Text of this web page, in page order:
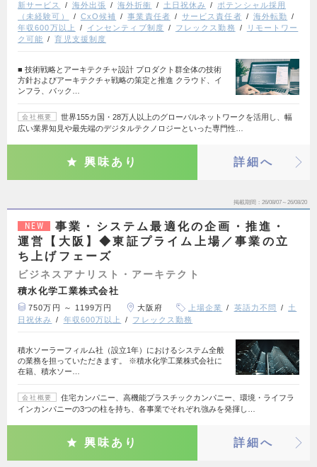
新サービス
海外出張 海外折衝 土日祝休み
ポテンシャル採用
（未経験可）
CxO候補 事業責任者 サービス責任者
海外転勤
年収600万以上
インセンティブ制度 フレックス勤務
リモートワー
ク可能
育児支援制度
■ 技術戦略とアーキテクチャ設計 プロダクト群全体の技術
方針およびアーキテクチャ戦略の策定と推進 クラウド、イ
ンフラ、バック…
会社概要
世界155カ国・28万人以上のグローバルネットワークを活用し、幅
広い業界知見や最先端のデジタルテクノロジーといった専門性…
興味あり 詳細へ
掲載期間 26/08/07～26/08/20
NEW
事業・システム最適化の企画・推進・
運営【大阪】◆東証プライム上場／事業の立
ち上げフェーズ
ビジネスアナリスト・アーキテクト
積水化学工業株式会社
750万円 ～ 1199万円 大阪府 上場企業 英語力不問
土
日祝休み
年収600万以上 フレックス勤務
積水ソーラーフィルム社（設立1年）におけるシステム全般
の業務を担っていただきます。 ※積水化学工業株式会社に
在籍、積水ソー…
会社概要
住宅カンパニー、高機能プラスチックカンパニー、環境・ライフラ
インカンパニーの3つの柱を持ち、各事業でそれぞれ強みを発揮し…
興味あり 詳細へ